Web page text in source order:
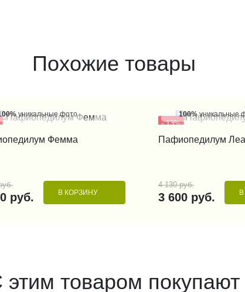
Похожие товары
уникальные фото
Фемма
руб. В КОРЗИНУ
- 13%
100%уникальные
Пафиопедилум
4 130 руб.
3 600 руб.
этим товаром покупают